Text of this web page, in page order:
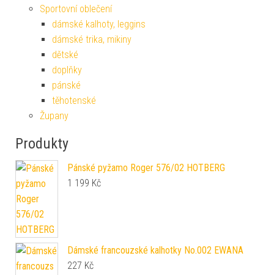
Sportovní oblečení
dámské kalhoty, leggins
dámské trika, mikiny
dětské
doplňky
pánské
těhotenské
Župany
Produkty
Pánské pyžamo Roger 576/02 HOTBERG
1 199 Kč
Dámské francouzské kalhotky No.002 EWANA
227 Kč